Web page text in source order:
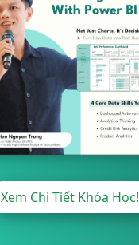
Xem Chi Tiết Khóa Học!